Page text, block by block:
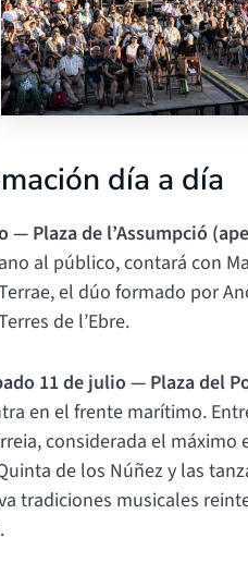
día a día
— Plaza de l’Assumpció
al público, contará con
el dúo formado por
de l’Ebre.
11 de julio — Plaza del
en el frente marítimo.
considerada el
de los Núñez y las
tradiciones musicales